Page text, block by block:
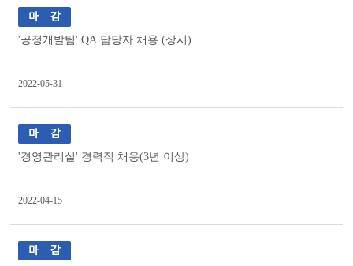
'공정개발팀' QA 담당자 채용 (상시)
2022-05-31
'경영관리실' 경력직 채용(3년 이상)
2022-04-15